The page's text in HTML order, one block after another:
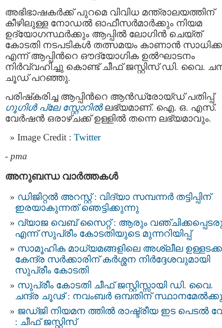
അഭിഭാഷകര്‍ക്ക് പുറമെ വിവിധ മന്ത്രാലയത്തിന്
കീഴിലുള്ള നോഡല്‍ ഓഫീസര്‍മാര്‍ക്കും നിയമ
ഉദ്യോഗസ്ഥര്‍ക്കും ആപ്പില്‍ ലോഗിന്‍ ചെയ്ത്
കോടതി നടപടികള്‍ തത്സമയം കാണാന്‍
എന്ന് ആപ്പിന്‍റെ ഔദ്യോഗിക ഉല്‍ഘാടനം
നിര്‍വ്വഹിച്ചു കൊണ്ട് ചീഫ് ജസ്റ്റിസ് ഡി. വൈ.
ചൂഡ് പറഞ്ഞു.
പരിഷ്‌കരിച്ച ആപ്പിന്‍റെ ആന്‍ഡ്രോയ്ഡ് പതിപ്പ്
ഗൂഗിള്‍ പ്ലേ സ്റ്റോറില്‍ലഭ്യമാണ്. ഐ. ഒ. എസ്.
വേര്‍ഷന്‍ ഒരാഴ്ചക്ക് ഉള്ളില്‍ തന്നെ ലഭ്യമാവും.
Image Credit : Twitter
- pma
അനുബന്ധ വാര്‍ത്തകള്‍
ഡിജിറ്റൽ അറസ്റ്റ് : വിദ്യാ സമ്പന്നർ തട്ടിപ്പിന്‌
ഇരയാകുന്നത്‌ ഞെട്ടിക്കുന്നു
വ്യാജ വെബ് സൈറ്റ് : ആരും
എന്ന് സുപ്രീം കോടതിയുടെ മുന്നറിയിപ്പ്
സാമൂഹിക മാധ്യമങ്ങളിലെ അശ്ലീല
കേന്ദ്ര സർക്കാരിന് കർശ്ശന നിർദ്ദേശവുമായി
സുപ്രീം കോടതി
സുപ്രീം കോടതി ചീഫ് ജസ്റ്റിസ്സായി ഡി. വൈ.
ചന്ദ്ര ചൂഢ് : നവംബര്‍ ഒമ്പതിന്
ജഡ്ജി നിയമന ത്തില്‍ രാഷ്ട്രീയ ഇട പെടല്‍
: ചീഫ് ജസ്റ്റിസ്